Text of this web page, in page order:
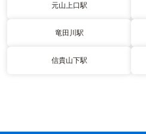
元山上口駅
竜田川駅
信貴山下駅